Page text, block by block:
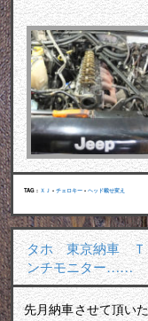
TAG : ＸＪ • チェロキー • ヘッド載せ変え
タホ 東京納車
ンチモニター……
先月納車させて頂い